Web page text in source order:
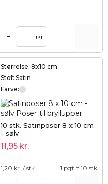
– pqt +
Størrelse: 8x10 cm
Stof: Satin
Farve:
10 stk. Satinposer 8 x 10 cm
- sølv
11,95 kr.
1,20 kr. / stk. 1 pqt = 10 stk.